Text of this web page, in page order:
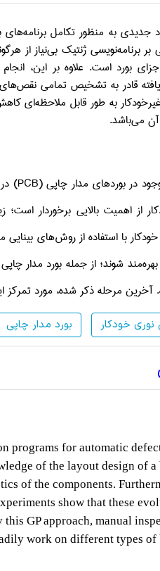
جدیدی به منظور تکامل برنامه‌های
بر برنامه‌نویسی ژنتیک بی‌نیاز از
بورد است. علاوه بر این،
قادر به تشخیص تمامی
غیرخودکار به طور قابل ملاحظه‌ای
می‌باشد.
در بوردهای مدار چاپی (PCB
)
از اهمیت بالایی برخوردار است؛
با استفاده ازروش‌های بینایی
بهره‌مند شوند؛ از جمله بورد مدار
آخرین مرحلهذکر شده، موردتمرکز
بورد مدار چاپی نوری خودکار
programs for automatic
of the layout design of a
of the components.
show that these
GP approach, manual
work on different types